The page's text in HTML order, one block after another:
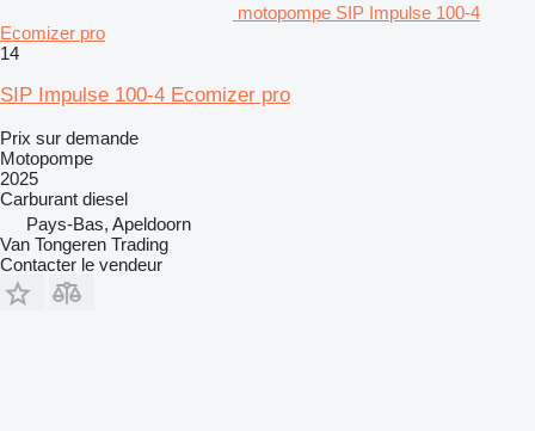
motopompe SIP Impulse 100-4
Ecomizer pro
14
SIP Impulse 100-4 Ecomizer pro
Prix sur demande
Motopompe
2025
Carburant diesel
Pays-Bas, Apeldoorn
Van Tongeren Trading
Contacter le vendeur